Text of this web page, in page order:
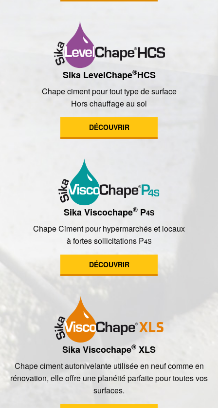
Sika LevelChape®HCS
Chape ciment pour tout type de surface
Hors chauffage au sol
DÉCOUVRIR
Sika Viscochape®P4S
Chape Ciment pour hypermarchés et locaux
à fortes sollicitations P4S
DÉCOUVRIR
Sika Viscochape® XLS
Chape ciment autonivelante utilisée en neuf comme en
rénovation, elle offre une planéité parfaite pour toutes vos
surfaces.